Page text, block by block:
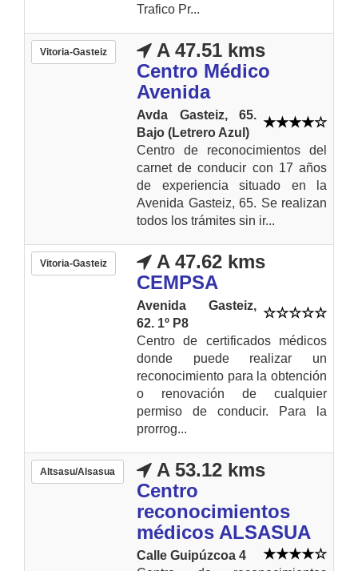
Trafico Pr...
Vitoria-Gasteiz
A 47.51 kms
Centro Médico
Avenida
Avda Gasteiz, 65.
Bajo (Letrero Azul)
Centro de reconocimientos del
carnet de conducir con 17 años
de experiencia situado en la
Avenida Gasteiz, 65. Se realizan
todos los trámites sin ir...
Vitoria-Gasteiz
A 47.62 kms
CEMPSA
Avenida Gasteiz,
62. 1º P8
Centro de certificados médicos
donde puede realizar un
reconocimiento para la obtención
o renovación de cualquier
permiso de conducir. Para la
prorrog...
Altsasu/Alsasua
A 53.12 kms
Centro
reconocimientos
médicos ALSASUA
Calle Guipúzcoa 4